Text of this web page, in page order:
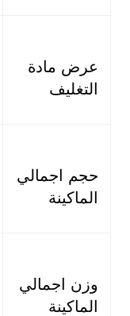
عرض مادة
التغليف
حجم اجمالي
الماكينة
وزن اجمالي
الماكينة